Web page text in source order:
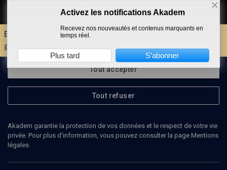
Faire un don
Envie d'encore plus d'AKADEM ?
Découvrez les
avantages d'un compte !
Tout accepter
Tout refuser
Akadem garantie la protection de vos données et le respect de votre vie
privée. Pour plus d’information, vous pouvez consulter la page Mentions
légales.
Activez les notifications Akadem
Recevez nos nouveautés et contenus marquants en
temps réel.
Plus tard S’abonner